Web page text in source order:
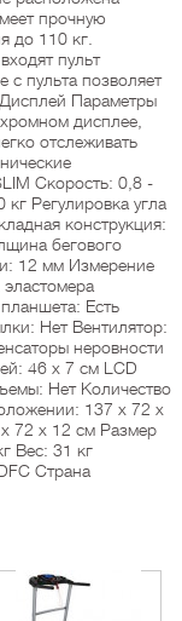
прочную
до 110 кг.
пульт
с пульта позволяет
Параметры
дисплее,
отслеживать
Скорость: 0,8 -
Регулировка угла
конструкция:
бегового
12 мм Измерение
Есть
Нет Вентилятор:
неровности
46 х 7 см LCD
Нет Количество
137 х 72 х
72 х 12 см Размер
Вес: 31 кг
Страна